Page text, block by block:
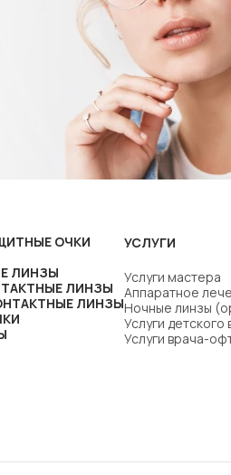
ОЧКИ
ЛИНЗЫ
ЛИНЗЫ
ЛИНЗЫ
УСЛУГИ
Услуги мастера
Аппаратное
Ночные линзы
Услуги
Услуги врача-